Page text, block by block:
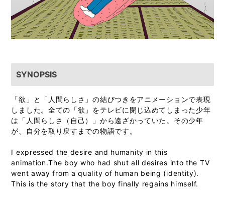
SYNOPSIS
「欲」と「人間らしさ」の結びつきをアニメーションで表現
しました。全ての「欲」をテレビに閉じ込めてしまった少年
は「人間らしさ（自己）」から遠ざかっていた。その少年
が、自分を取り戻すまでの物語です。
I expressed the desire and humanity in this
animation.The boy who had shut all desires into the TV
went away from a quality of human being (identity).
This is the story that the boy finally regains himself.